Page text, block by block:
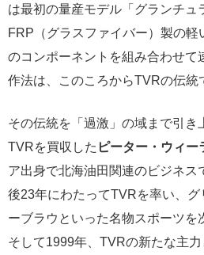
は最初の量産モデル「グランチュ
FRP（グラスファイバー）製の軽
のコンポーネントを組み合わせて
作法は、このころからTVRの伝統
その伝統を「過激」の域まで引き
TVRを買収した ピーター・ウィー
ア出身で北海油田関連のビジネス
後23年にわたってTVRを率い、
ーブラウといった名物スポーツを
そして1999年、TVRの新たな主